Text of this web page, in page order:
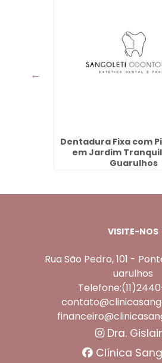
Dentadura Fixa com
em Jardim
Guarulhos
VISITE-NOS
Rua São Pedro, 101 -
uarulhos
Dra.
Clínica